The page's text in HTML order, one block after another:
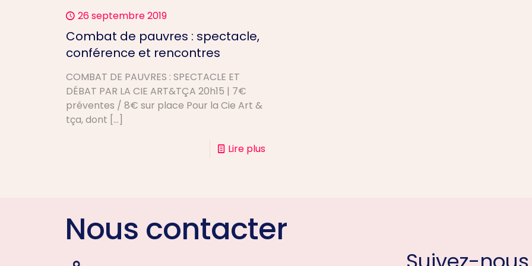
26 septembre 2019
Combat de pauvres : spectacle,
conférence et rencontres
COMBAT DE PAUVRES : SPECTACLE ET
DÉBAT PAR LA CIE ART&TÇA 20h15 | 7€
préventes / 8€ sur place Pour la Cie Art &
tça, dont […]
Lire plus
Nous contacter